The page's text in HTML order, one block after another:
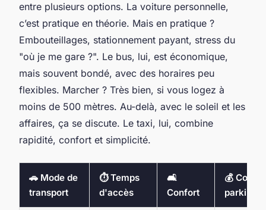
entre plusieurs options. La voiture personnelle,
c’est pratique en théorie. Mais en pratique ?
Embouteillages, stationnement payant, stress du
"où je me gare ?". Le bus, lui, est économique,
mais souvent bondé, avec des horaires peu
flexibles. Marcher ? Très bien, si vous logez à
moins de 500 mètres. Au-delà, avec le soleil et les
affaires, ça se discute. Le taxi, lui, combine
rapidité, confort et simplicité.
🚗 Mode de
transport
⏱️ Temps
d'accès
🛋️
Confort
💰 Coût
parking/